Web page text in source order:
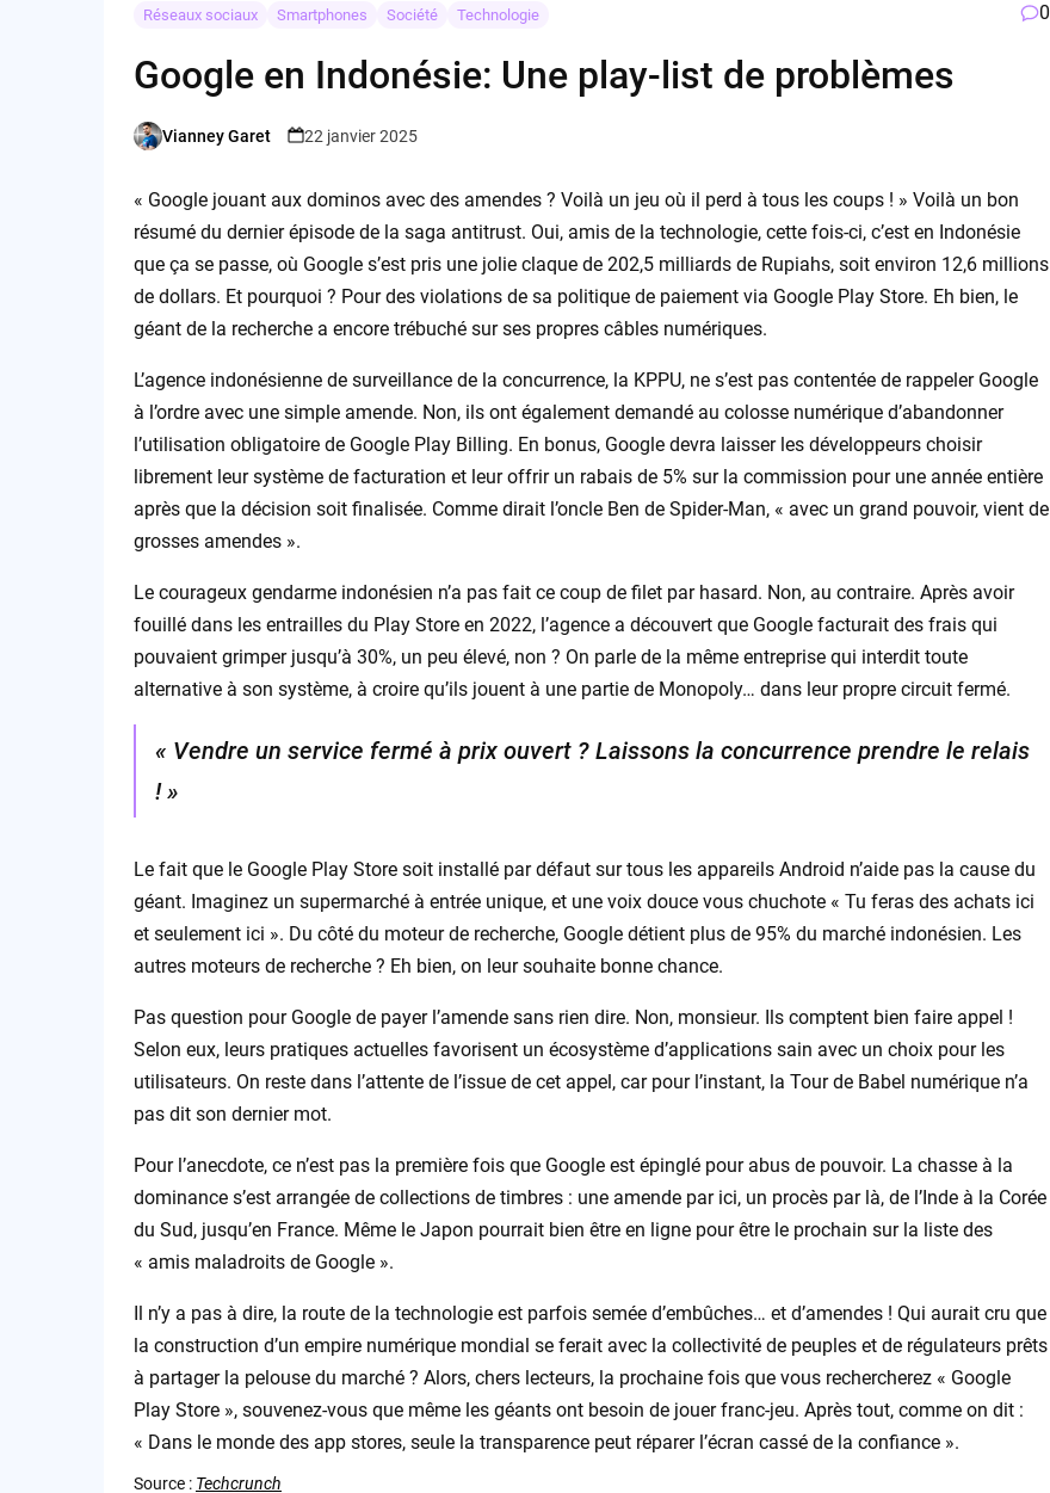
Réseaux sociaux Smartphones Société Technologie 0
Google en Indonésie: Une play-list de problèmes
Posted
Vianney Garet 22 janvier 2025
« Google jouant aux dominos avec des amendes ? Voilà un jeu où il perd à tous les coups ! » Voilà un bon
résumé du dernier épisode de la saga antitrust. Oui, amis de la technologie, cette fois-ci, c’est en Indonésie
que ça se passe, où Google s’est pris une jolie claque de 202,5 milliards de Rupiahs, soit environ 12,6 millions
de dollars. Et pourquoi ? Pour des violations de sa politique de paiement via Google Play Store. Eh bien, le
géant de la recherche a encore trébuché sur ses propres câbles numériques.
L’agence indonésienne de surveillance de la concurrence, la KPPU, ne s’est pas contentée de rappeler Google
à l’ordre avec une simple amende. Non, ils ont également demandé au colosse numérique d’abandonner
l’utilisation obligatoire de Google Play Billing. En bonus, Google devra laisser les développeurs choisir
librement leur système de facturation et leur offrir un rabais de 5% sur la commission pour une année entière
après que la décision soit finalisée. Comme dirait l’oncle Ben de Spider-Man, « avec un grand pouvoir, vient de
grosses amendes ».
Le courageux gendarme indonésien n’a pas fait ce coup de filet par hasard. Non, au contraire. Après avoir
fouillé dans les entrailles du Play Store en 2022, l’agence a découvert que Google facturait des frais qui
pouvaient grimper jusqu’à 30%, un peu élevé, non ? On parle de la même entreprise qui interdit toute
alternative à son système, à croire qu’ils jouent à une partie de Monopoly… dans leur propre circuit fermé.
« Vendre un service fermé à prix ouvert ? Laissons la concurrence prendre le relais
! »
Le fait que le Google Play Store soit installé par défaut sur tous les appareils Android n’aide pas la cause du
géant. Imaginez un supermarché à entrée unique, et une voix douce vous chuchote « Tu feras des achats ici
et seulement ici ». Du côté du moteur de recherche, Google détient plus de 95% du marché indonésien. Les
autres moteurs de recherche ? Eh bien, on leur souhaite bonne chance.
Pas question pour Google de payer l’amende sans rien dire. Non, monsieur. Ils comptent bien faire appel !
Selon eux, leurs pratiques actuelles favorisent un écosystème d’applications sain avec un choix pour les
utilisateurs. On reste dans l’attente de l’issue de cet appel, car pour l’instant, la Tour de Babel numérique n’a
pas dit son dernier mot.
Pour l’anecdote, ce n’est pas la première fois que Google est épinglé pour abus de pouvoir. La chasse à la
dominance s’est arrangée de collections de timbres : une amende par ici, un procès par là, de l’Inde à la Corée
du Sud, jusqu’en France. Même le Japon pourrait bien être en ligne pour être le prochain sur la liste des
« amis maladroits de Google ».
Il n’y a pas à dire, la route de la technologie est parfois semée d’embûches… et d’amendes ! Qui aurait cru que
la construction d’un empire numérique mondial se ferait avec la collectivité de peuples et de régulateurs prêts
à partager la pelouse du marché ? Alors, chers lecteurs, la prochaine fois que vous rechercherez « Google
Play Store », souvenez-vous que même les géants ont besoin de jouer franc-jeu. Après tout, comme on dit :
« Dans le monde des app stores, seule la transparence peut réparer l’écran cassé de la confiance ».
Source : Techcrunch